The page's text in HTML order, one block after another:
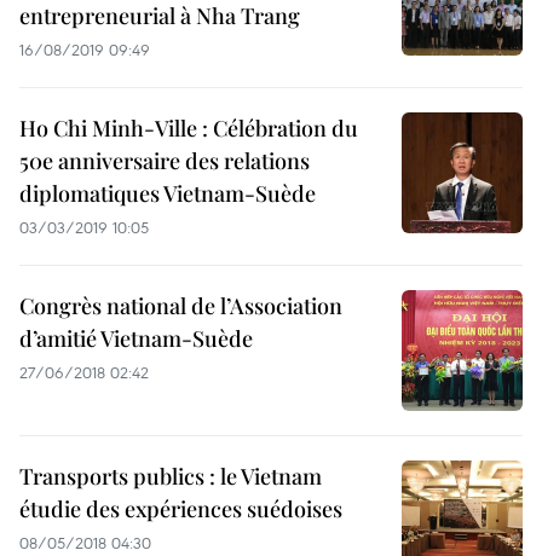
entrepreneurial à Nha Trang
16/08/2019 09:49
Ho Chi Minh-Ville : Célébration du
50e anniversaire des relations
diplomatiques Vietnam-Suède
03/03/2019 10:05
Congrès national de l’Association
d’amitié Vietnam-Suède
27/06/2018 02:42
Transports publics : le Vietnam
étudie des expériences suédoises
08/05/2018 04:30